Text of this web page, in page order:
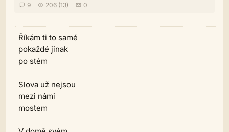
9
206 (13) 0
Říkám ti to samé
pokaždé jinak
po stém
Slova už nejsou
mezi námi
mostem